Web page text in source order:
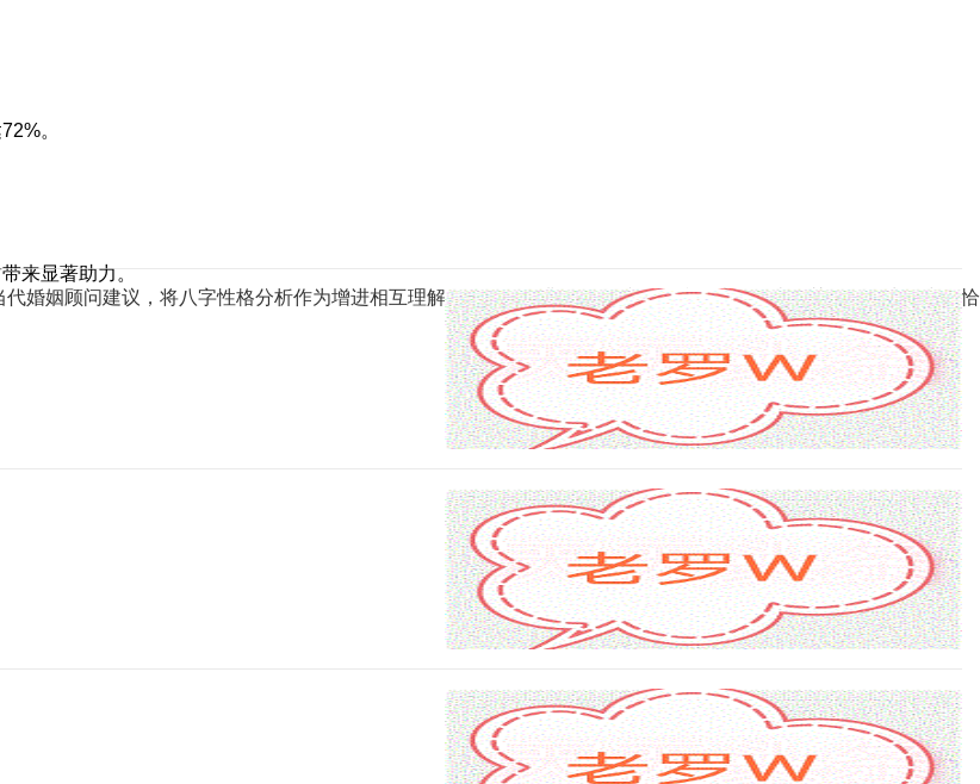
。
来显著助力。
婚姻顾问建议，将八字性格分析作为增进相互理解的工具，而非择偶的唯一标准，才是传统智慧在现代生活中最恰